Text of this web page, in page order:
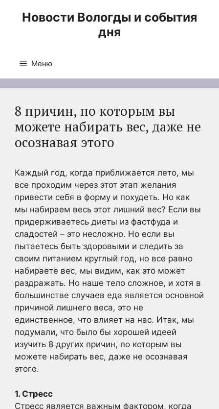
Новости Вологды и события
дня
Меню
8 причин, по которым вы
можете набирать вес, даже не
осознавая этого
Каждый год, когда приближается лето, мы
все проходим через этот этап желания
привести себя в форму и похудеть. Но как
мы набираем весь этот лишний вес? Если вы
придерживаетесь диеты из фастфуда и
сладостей – это несложно. Но если вы
пытаетесь быть здоровыми и следить за
своим питанием круглый год, но все равно
набираете вес, мы видим, как это может
раздражать. Но наше тело сложное, и хотя в
большинстве случаев еда является основной
причиной лишнего веса, это не
единственное, что влияет на нас. Итак, мы
подумали, что было бы хорошей идеей
изучить 8 других причин, по которым вы
можете набирать вес, даже не осознавая
этого.
1. Стресс
Стресс является важным фактором, когда